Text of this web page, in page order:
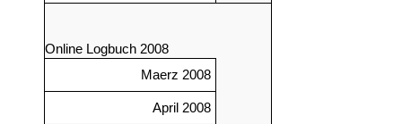
Online Logbuch 2008
Maerz 2008
April 2008